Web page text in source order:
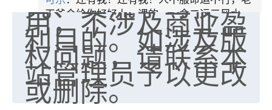
用，不涉及商业盈
利目的。如涉及版
权问题，请联系本
站管理员予以更改
或删除。
天爷会给你好好上一课的。一命二运三风水，
哪样不服都不行！
平安是福：我也是每年找老师化太岁，看年
卦，认识老师3年了，都是缘分啊！
17分钟前 来自湖北 19